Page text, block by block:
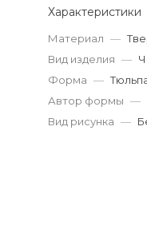
Характеристики
Материал —
Вид изделия —
Форма —
Автор формы —
Вид рисунка —